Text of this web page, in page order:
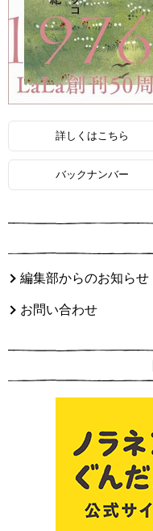
詳しくはこちら
バックナンバー
編集部からのお知らせ
お問い合わせ